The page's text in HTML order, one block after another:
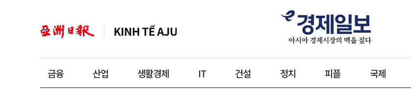
금융 산업 생활경제 IT 건설 정치 피플 국제